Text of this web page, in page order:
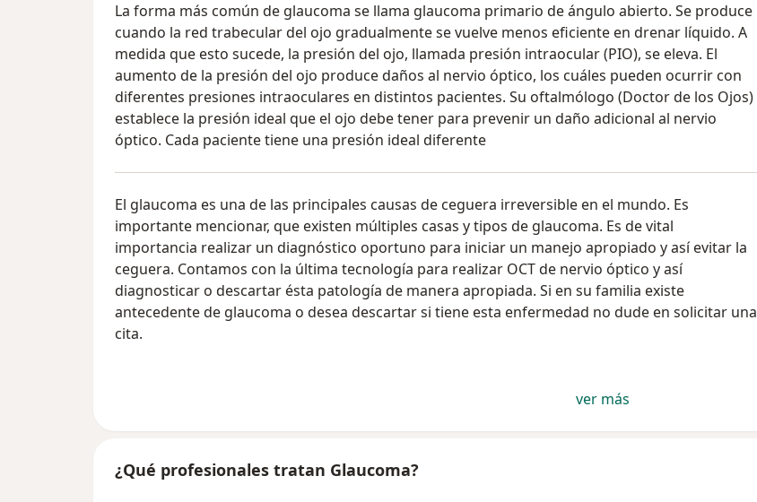
La forma más común de glaucoma se llama glaucoma primario de ángulo abierto. Se produce
cuando la red trabecular del ojo gradualmente se vuelve menos eficiente en drenar líquido. A
medida que esto sucede, la presión del ojo, llamada presión intraocular (PIO), se eleva. El
aumento de la presión del ojo produce daños al nervio óptico, los cuáles pueden ocurrir con
diferentes presiones intraoculares en distintos pacientes. Su oftalmólogo (Doctor de los Ojos)
establece la presión ideal que el ojo debe tener para prevenir un daño adicional al nervio
óptico. Cada paciente tiene una presión ideal diferente
El glaucoma es una de las principales causas de ceguera irreversible en el mundo. Es
importante mencionar, que existen múltiples casas y tipos de glaucoma. Es de vital
importancia realizar un diagnóstico oportuno para iniciar un manejo apropiado y así evitar la
ceguera. Contamos con la última tecnología para realizar OCT de nervio óptico y así
diagnosticar o descartar ésta patología de manera apropiada. Si en su familia existe
antecedente de glaucoma o desea descartar si tiene esta enfermedad no dude en solicitar una
cita.
ver más
¿Qué profesionales tratan Glaucoma?